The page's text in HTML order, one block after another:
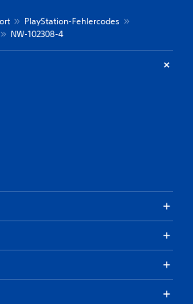
PlayStation-Fehlercodes
NW-102308-4